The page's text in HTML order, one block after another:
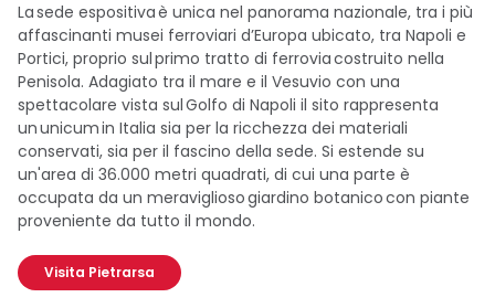
La sede espositiva è unica nel panorama nazionale, tra i più
affascinanti musei ferroviari d’Europa ubicato, tra Napoli e
Portici, proprio sul primo tratto di ferrovia costruito nella
Penisola. Adagiato tra il mare e il Vesuvio con una
spettacolare vista sul Golfo di Napoli il sito rappresenta
un unicum in Italia sia per la ricchezza dei materiali
conservati, sia per il fascino della sede. Si estende su
un'area di 36.000 metri quadrati, di cui una parte è
occupata da un meraviglioso giardino botanico con piante
proveniente da tutto il mondo.
Visita Pietrarsa